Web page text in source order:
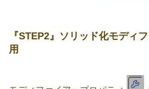
『STEP2』ソリッド化モディ
用